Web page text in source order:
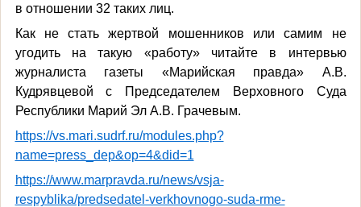
в отношении 32 таких лиц.
Как не стать жертвой мошенников или самим не
угодить на такую «работу» читайте в интервью
журналиста газеты «Марийская правда» А.В.
Кудрявцевой с Председателем Верховного Суда
Республики Марий Эл А.В. Грачевым.
https://vs.mari.sudrf.ru/modules.php?
name=press_dep&op=4&did=1
https://www.marpravda.ru/news/vsja-
respyblika/predsedatel-verkhovnogo-suda-rme-